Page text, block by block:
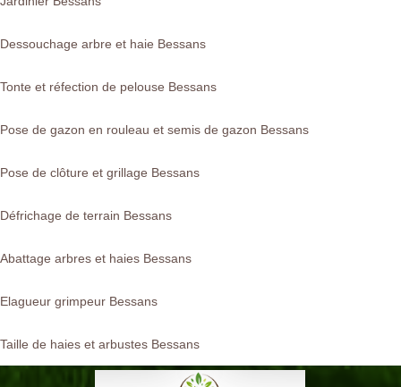
Dessouchage arbre et haie Bessans
Tonte et réfection de pelouse Bessans
Pose de gazon en rouleau et semis de gazon Bessans
Pose de clôture et grillage Bessans
Défrichage de terrain Bessans
Abattage arbres et haies Bessans
Elagueur grimpeur Bessans
Taille de haies et arbustes Bessans